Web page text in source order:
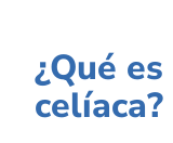
¿Qué
celíaca?